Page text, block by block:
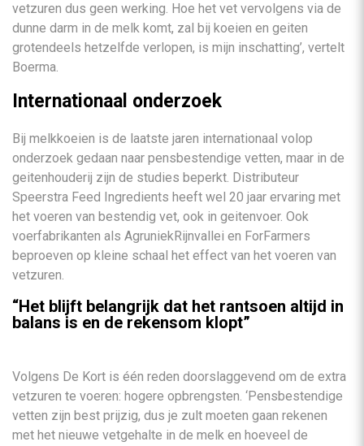
vetzuren dus geen werking. Hoe het vet vervolgens via de
dunne darm in de melk komt, zal bij koeien en geiten
grotendeels hetzelfde verlopen, is mijn inschatting’, vertelt
Boerma.
Internationaal onderzoek
Bij melkkoeien is de laatste jaren internationaal volop
onderzoek gedaan naar pensbestendige vetten, maar in de
geitenhouderij zijn de studies beperkt. Distributeur
Speerstra Feed Ingredients heeft wel 20 jaar ervaring met
het voeren van bestendig vet, ook in geitenvoer. Ook
voerfabrikanten als AgruniekRijnvallei en ForFarmers
beproeven op kleine schaal het effect van het voeren van
vetzuren.
“Het blijft belangrijk dat het rantsoen altijd in
balans is en de rekensom klopt”
Volgens De Kort is één reden doorslaggevend om de extra
vetzuren te voeren: hogere opbrengsten. ‘Pensbestendige
vetten zijn best prijzig, dus je zult moeten gaan rekenen
met het nieuwe vetgehalte in de melk en hoeveel de